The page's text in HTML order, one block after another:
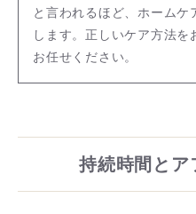
と言われるほど、ホーム
します。正しいケア方法を
お任せください。
持続時間とア